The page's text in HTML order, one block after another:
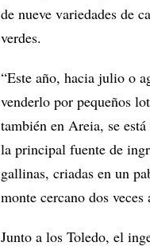
de nueve variedades de
verdes.
“Este año, hacia julio o
venderlo por pequeños
también en Areia, se
la principal fuente de
gallinas, criadas en un
monte cercano dos veces
Junto a los Toledo, el